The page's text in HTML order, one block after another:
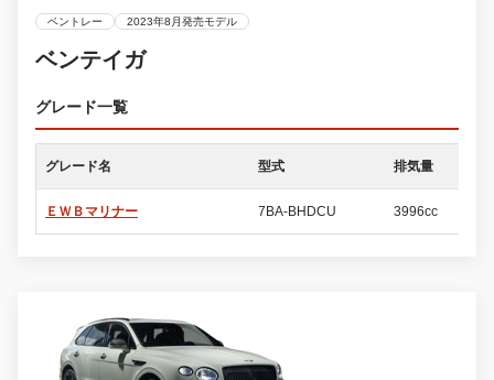
ベントレー 2023年8月発売モデル
ベンテイガ
グレード一覧
グレード名 型式 排気量
ＥＷＢマリナー 7BA-BHDCU 3996cc